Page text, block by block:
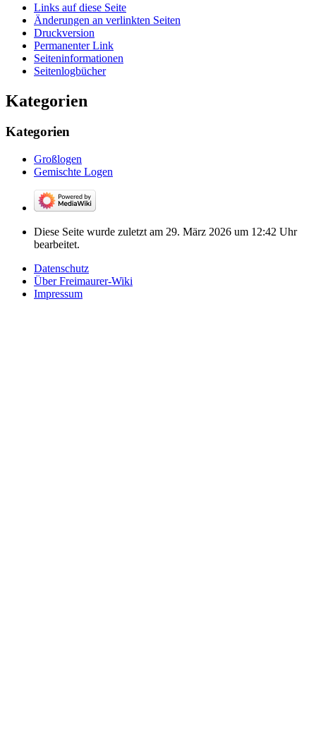
Links auf diese Seite
Änderungen an verlinkten Seiten
Druckversion
Permanenter Link
Seiten­­informationen
Seitenlogbücher
Kategorien
Kategorien
Großlogen
Gemischte Logen
Diese Seite wurde zuletzt am 29. März 2026 um 12:42 Uhr
bearbeitet.
Datenschutz
Über Freimaurer-Wiki
Impressum